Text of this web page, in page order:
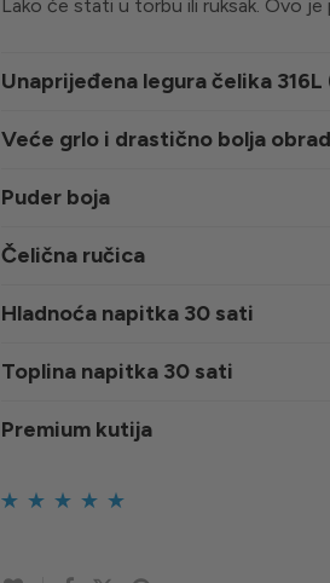
Lako će stati u torbu ili ruksak. Ovo
Unaprijeđena legura čelika
Veće grlo i drastično bolja
Puder boja
Čelična ručica
Hladnoća napitka 30 sati
Toplina napitka 30 sati
Premium kutija